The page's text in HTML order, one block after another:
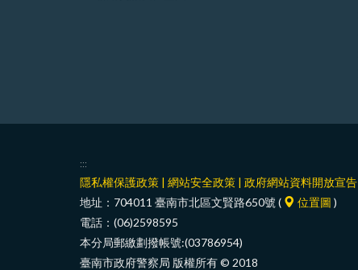
:::
隱私權保護政策 | 網站安全政策 | 政府網站資料開放宣告
地址：704011 臺南市北區文賢路650號 (
位置圖 )
電話：(06)2598595
本分局郵繳劃撥帳號:(03786954)
臺南市政府警察局 版權所有 © 2018